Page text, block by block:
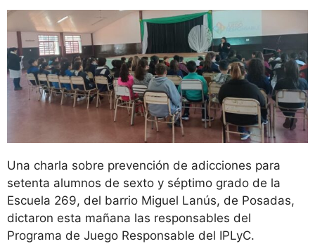
Una charla sobre prevención de adicciones para
setenta alumnos de sexto y séptimo grado de la
Escuela 269, del barrio Miguel Lanús, de Posadas,
dictaron esta mañana las responsables del
Programa de Juego Responsable del IPLyC.